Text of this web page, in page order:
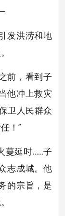
发洪涝和地
前，看到子
他冲上救灾
卫人民群众
！”
延时……子
志成城。他
的宗旨，是